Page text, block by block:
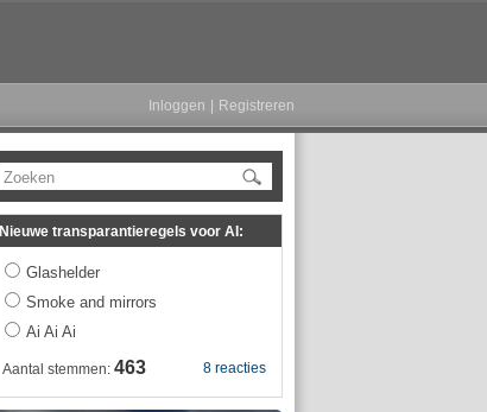
Inloggen Registreren
Zoeken
Nieuwe transparantieregels voor AI:
Glashelder
Smoke and mirrors
Ai Ai Ai
8 reacties
Aantal stemmen: 463